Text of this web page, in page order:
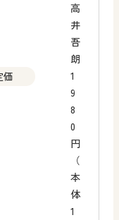
高
井
吾
朗
価
1
9
8
0
円
（
本
体
1